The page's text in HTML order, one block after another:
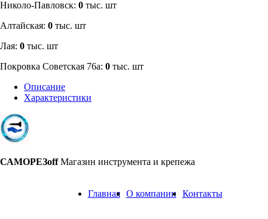
​Николо-Павловск: 0 тыс. шт
Алтайская: 0 тыс. шт
Лая: 0 тыс. шт
Покровка Советская 76а: 0 тыс. шт
Описание
Характеристики
САМОРЕЗoff Магазин инструмента и крепежа
Главная О компании Контакты